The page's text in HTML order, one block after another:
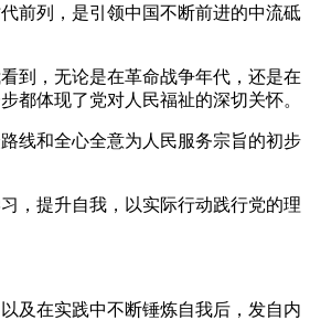
前列，是引领中国不断前进的中流砥
到，无论是在革命战争年代，还是在
都体现了党对人民福祉的深切关怀。
线和全心全意为人民服务宗旨的初步
，提升自我，以实际行动践行党的理
及在实践中不断锤炼自我后，发自内